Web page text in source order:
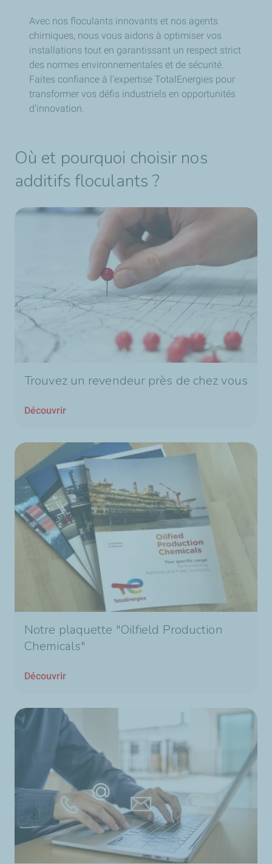
Avec nos floculants innovants et nos agents
chimiques, nous vous aidons à optimiser vos
installations tout en garantissant un respect strict
des normes environnementales et de sécurité.
Faites confiance à l’expertise TotalEnergies pour
transformer vos défis industriels en opportunités
d’innovation.
Où et pourquoi choisir nos
additifs floculants ?
Trouvez un revendeur près de chez vous
Découvrir
Notre plaquette "Oilfield Production
Chemicals"
Découvrir